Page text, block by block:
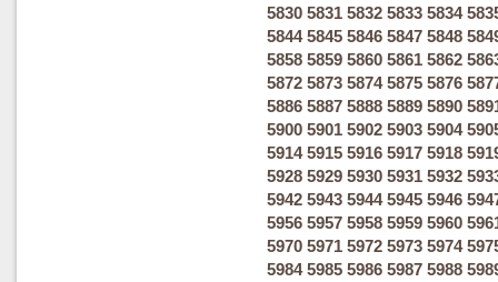
5830 5831 5832 5833 5834
5844 5845 5846 5847 5848
5858 5859 5860 5861 5862
5872 5873 5874 5875 5876
5886 5887 5888 5889 5890
5900 5901 5902 5903 5904
5914 5915 5916 5917 5918
5928 5929 5930 5931 5932
5942 5943 5944 5945 5946
5956 5957 5958 5959 5960
5970 5971 5972 5973 5974
5984 5985 5986 5987 5988